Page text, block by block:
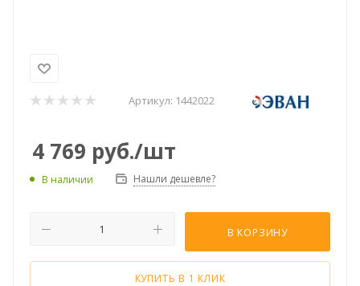
Артикул: 1442022
4 769 руб./шт
В наличии Нашли дешевле?
В КОРЗИНУ
КУПИТЬ В 1 КЛИК